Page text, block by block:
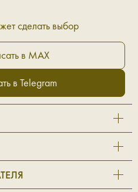
сделать выбор
в MAX
в Telegram